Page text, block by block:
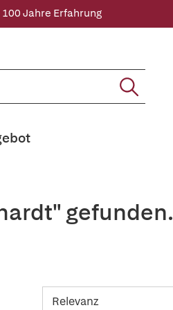
100 Jahre Erfahrung
gefunden.